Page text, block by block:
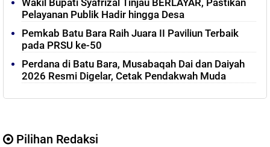
Wakil Bupati Syafrizal Tinjau BERLAYAR, Pastikan
Pelayanan Publik Hadir hingga Desa
Pemkab Batu Bara Raih Juara II Paviliun Terbaik
pada PRSU ke-50
Perdana di Batu Bara, Musabaqah Dai dan Daiyah
2026 Resmi Digelar, Cetak Pendakwah Muda
Pilihan Redaksi